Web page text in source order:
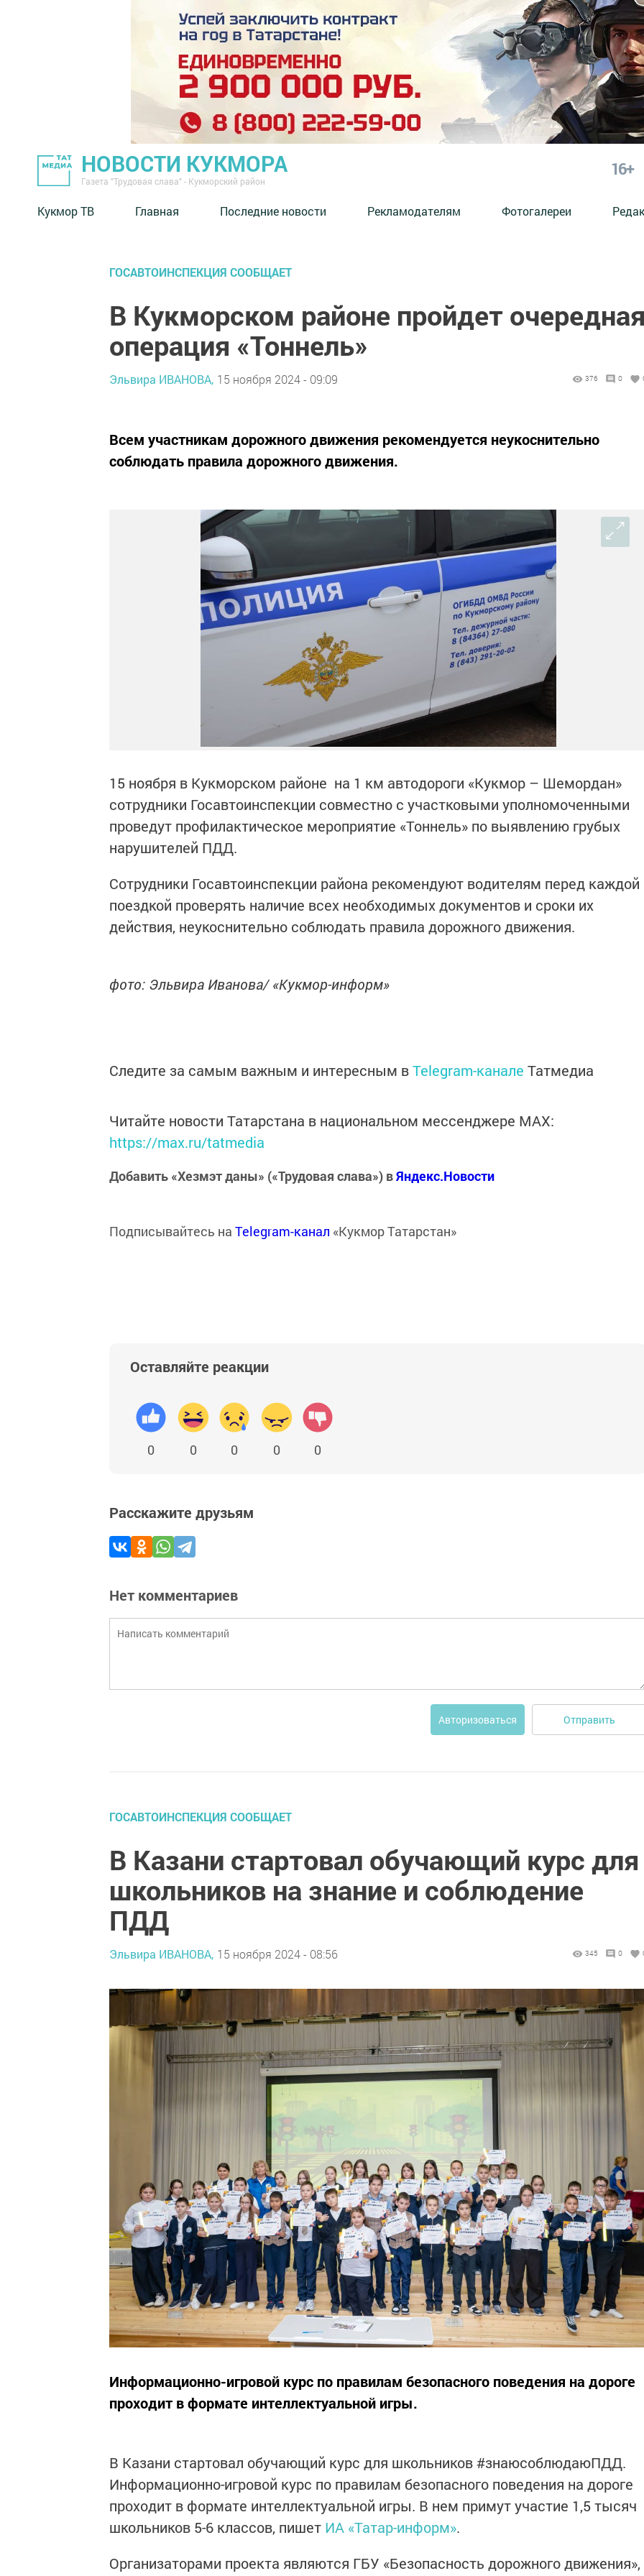
НОВОСТИ КУКМОРА
Газета "Трудовая слава" - Кукморский район
16+
Кукмор ТВ Главная Последние новости Рекламодателям Фотогалереи
ГОСАВТОИНСПЕКЦИЯ СООБЩАЕТ
В Кукморском районе пройдет
операция «Тоннель»
Эльвира ИВАНОВА, 15 ноября 2024 - 09:09 376 0
Всем участникам дорожного движения рекомендуется неукоснительно
соблюдать правила дорожного движения.
15 ноября в Кукморском районе на 1 км автодороги «Кукмор – Шемордан»
сотрудники Госавтоинспекции совместно с участковыми уполномоченными
проведут профилактическое мероприятие «Тоннель» по выявлению грубых
нарушителей ПДД.
Сотрудники Госавтоинспекции района рекомендуют водителям перед каждой
поездкой проверять наличие всех необходимых документов и сроки их
действия, неукоснительно соблюдать правила дорожного движения.
фото: Эльвира Иванова/ «Кукмор-информ»
Следите за самым важным и интересным вTelegram-канале Татмедиа
Читайте новости Татарстана в национальном мессенджере MАХ:
https://max.ru/tatmedia
Добавить «Хезмэт даны» («Трудовая слава») вЯндекс.Новости
Подписывайтесь на Telegram-канал «Кукмор Татарстан»
Оставляйте реакции
0 0 0 0 0
Расскажите друзьям
Нет комментариев
Авторизоваться Отправить
ГОСАВТОИНСПЕКЦИЯ СООБЩАЕТ
В Казани стартовал обучающий курс для
школьников на знание и соблюдение
ПДД
Эльвира ИВАНОВА, 15 ноября 2024 - 08:56 345 0
Информационно-игровой курс по правилам безопасного поведения на дороге
проходит в формате интеллектуальной игры.
В Казани стартовал обучающий курс для школьников #знаюсоблюдаюПДД.
Информационно-игровой курс по правилам безопасного поведения на дороге
проходит в формате интеллектуальной игры. В нем примут участие 1,5 тысяч
школьников 5-6 классов, пишет ИА «Татар-информ».
Организаторами проекта являются ГБУ «Безопасность дорожного движения»,